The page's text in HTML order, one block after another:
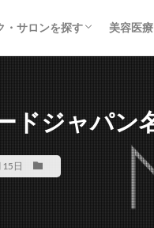
・サロンを探す
ト
ア
美容医療
ドジャパン
日